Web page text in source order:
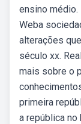
ensino
Weba
alterações
século xx.
mais sobre o
primeira
a república